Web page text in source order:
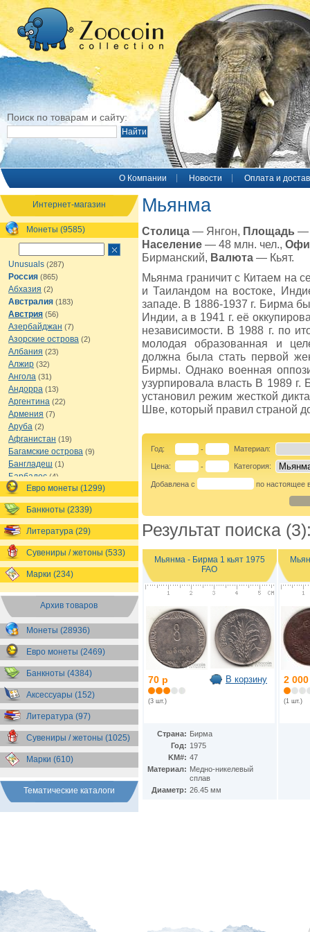
Поиск по товарам и сайту:
O Компании Новости Оплата и
Интернет-магазин
Монеты (9585)
Unusuals (287)
Россия (865)
Абхазия (2)
Австралия (183)
Австрия (56)
Азербайджан (7)
Азорские острова (2)
Албания (23)
Алжир (32)
Ангола (31)
Андорра (13)
Аргентина (22)
Армения (7)
Аруба (2)
Афганистан (19)
Багамские острова (9)
Бангладеш (1)
Барбадос (4)
Бахрейн(1)
Беларусь(18)
Белиз(16)
Бельгия(69)
Бельгийское Конго(4)
Бенин(4)
Бермуды(1)
Болгария(43)
Босния и Герцеговина
Ботсвана
Бразилия(55)
Брит. Антарктические
территории(36)
Брит. Виргинские острова(47)
Брит. Восточная Африка
Брит. Западная Африка(25)
Брит. Ост-Индийская компания
(11)
Брит. территория в Индийском
океане(24)
Бруней(4)
Бурунди(2)
Бутан(10)
Ватикан(85)
Великобритания(308)
Венгрия(179)
Гайана(8)
Гамбия (11)
Евро монеты (1299)
Банкноты (2339)
Литература (29)
Сувениры / жетоны (533)
Марки (234)
Архив товаров
Монеты (28936)
Евро монеты (2469)
Банкноты (4384)
Аксессуары (152)
Литература (97)
Сувениры / жетоны (1025)
Марки (610)
Тематические каталоги
Мьянма
Столица — Янгон, Площадь —
Население — 48 млн. чел.,
Бирманский, Валюта — Кьят.
Мьянма граничит с Китаем на
и Таиландом на востоке,
западе. В 1886-1937 г. Бирма
Индии, а в 1941 г. её
независимости. В 1988 г. по
молодая образованная и
должна была стать первой
Бирмы. Однако военная
узурпировала власть В 1989
установил режим жесткой
Шве, который правил страной
Год: - Материал:
Цена: - Категория:
Добавлена с по настоящее
Результат поиска
Мьянма - Бирма 1 кьят 1975
FAO
70 р
(3 шт.)
В корзину
Страна: Бирма
Год: 1975
KM#: 47
Материал: Медно-никелевый
сплав
Диаметр: 26.45 мм
2
(1 шт.)